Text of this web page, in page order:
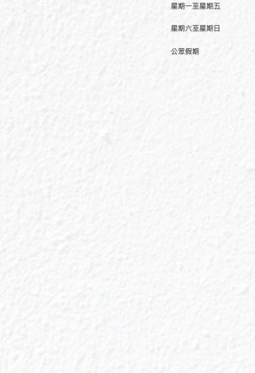
星期一至星期五
星期六至星期日
公眾假期